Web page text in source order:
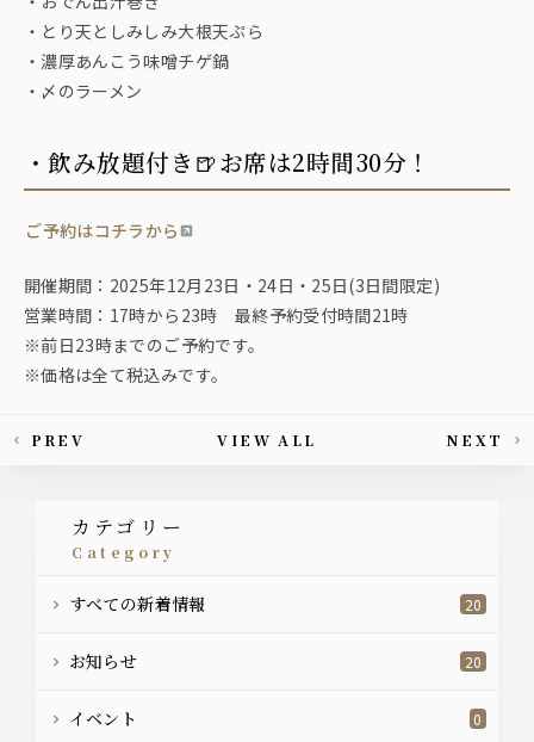
・とり天としみしみ大根天ぷら
・濃厚あんこう味噌チゲ鍋
・〆のラーメン
・飲み放題付き🍺お席は2時間30分！
ご予約はコチラから
開催期間：2025年12月23日・24日・25日(3日間限定)
営業時間：17時から23時 最終予約受付時間21時
※前日23時までのご予約です。
※価格は全て税込みです。
This article's paging
PREV VIEW ALL NEXT
カテゴリー
category
すべての新着情報 20
お知らせ 20
イベント 0